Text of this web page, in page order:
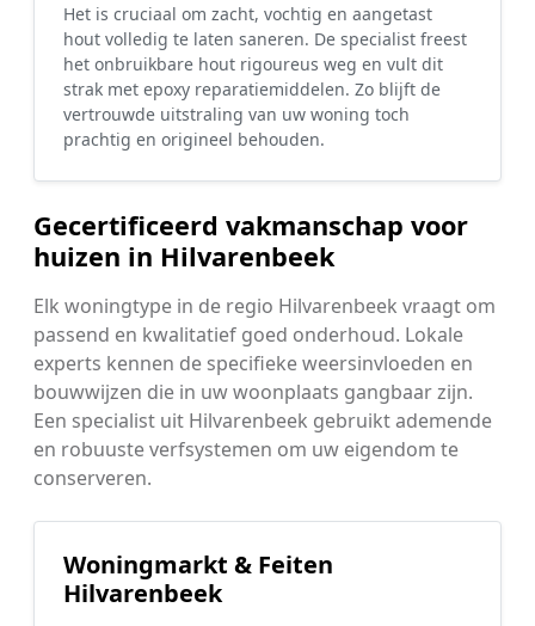
Het is cruciaal om zacht, vochtig en aangetast
hout volledig te laten saneren. De specialist freest
het onbruikbare hout rigoureus weg en vult dit
strak met epoxy reparatiemiddelen. Zo blijft de
vertrouwde uitstraling van uw woning toch
prachtig en origineel behouden.
Gecertificeerd vakmanschap voor
huizen in Hilvarenbeek
Elk woningtype in de regio Hilvarenbeek vraagt om
passend en kwalitatief goed onderhoud. Lokale
experts kennen de specifieke weersinvloeden en
bouwwijzen die in uw woonplaats gangbaar zijn.
Een specialist uit Hilvarenbeek gebruikt ademende
en robuuste verfsystemen om uw eigendom te
conserveren.
Woningmarkt & Feiten
Hilvarenbeek